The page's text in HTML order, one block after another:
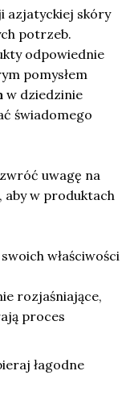
azjatyckiej skóry
potrzeb.
odpowiednie
pomysłem
w dziedzinie
świadomego
uwagę na
aby w produktach
właściwości
rozjaśniające,
proces
łagodne